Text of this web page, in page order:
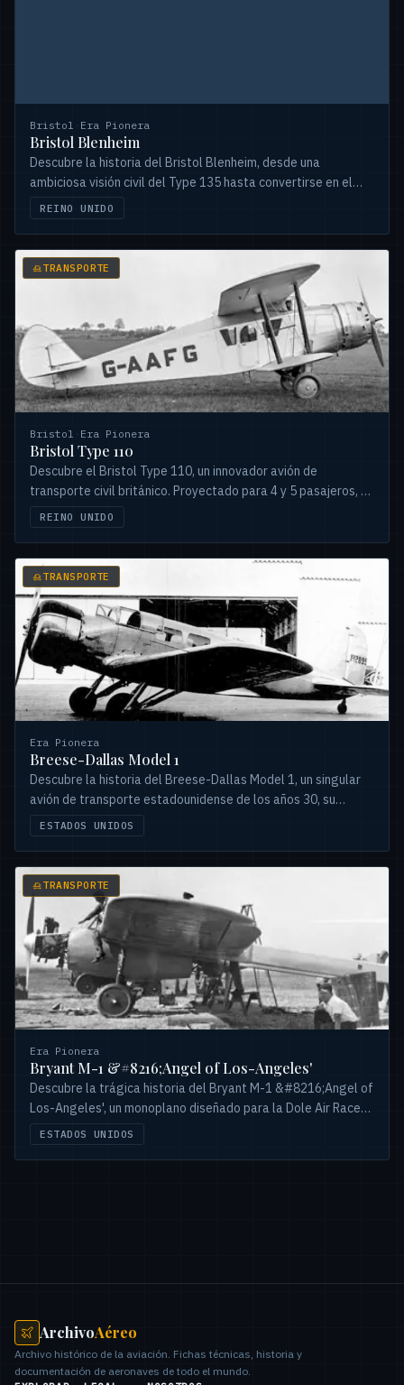
Bristol Era Pionera
Bristol Blenheim
Descubre la historia del Bristol Blenheim, desde una
ambiciosa visión civil del Type 135 hasta convertirse en el
icónico bombardero de la Segunda Guerra Mundial.
REINO UNIDO
TRANSPORTE
Bristol Era Pionera
Bristol Type 110
Descubre el Bristol Type 110, un innovador avión de
transporte civil británico. Proyectado para 4 y 5 pasajeros, su
desarrollo fue truncado por accidentes y prioridades
militares.
REINO UNIDO
TRANSPORTE
Era Pionera
Breese-Dallas Model 1
Descubre la historia del Breese-Dallas Model 1, un singular
avión de transporte estadounidense de los años 30, su
versátil carrera y su trágico final.
ESTADOS UNIDOS
TRANSPORTE
Era Pionera
Bryant M-1 &#8216;Angel of Los-Angeles'
Descubre la trágica historia del Bryant M-1 &#8216;Angel of
Los-Angeles', un monoplano diseñado para la Dole Air Race
de 1927, y el fatal accidente de su piloto, Arthur Rogers.
ESTADOS UNIDOS
ArchivoAéreo
Archivo histórico de la aviación. Fichas técnicas, historia y
documentación de aeronaves de todo el mundo.